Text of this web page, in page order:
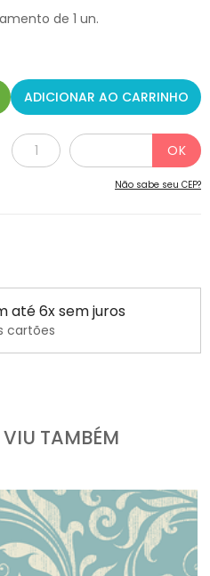
de 1 un.
ADICIONAR AO CARRINHO
Não sabe seu CEP?
até 6x sem juros
cartões
TAMBÉM